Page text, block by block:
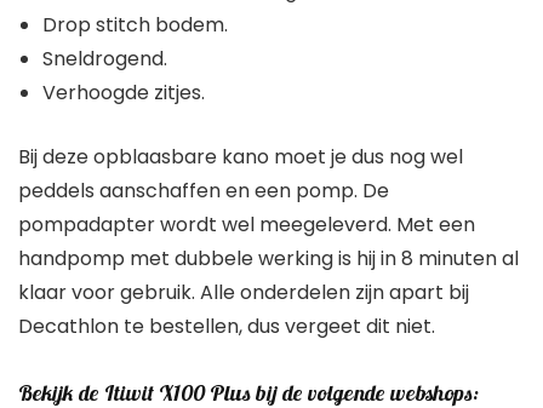
Drop stitch bodem.
Sneldrogend.
Verhoogde zitjes.
Bij deze opblaasbare kano moet je dus nog wel
peddels aanschaffen en een pomp. De
pompadapter wordt wel meegeleverd. Met een
handpomp met dubbele werking is hij in 8 minuten al
klaar voor gebruik. Alle onderdelen zijn apart bij
Decathlon te bestellen, dus vergeet dit niet.
Bekijk de Itiwit X100 Plus bij de volgende webshops: